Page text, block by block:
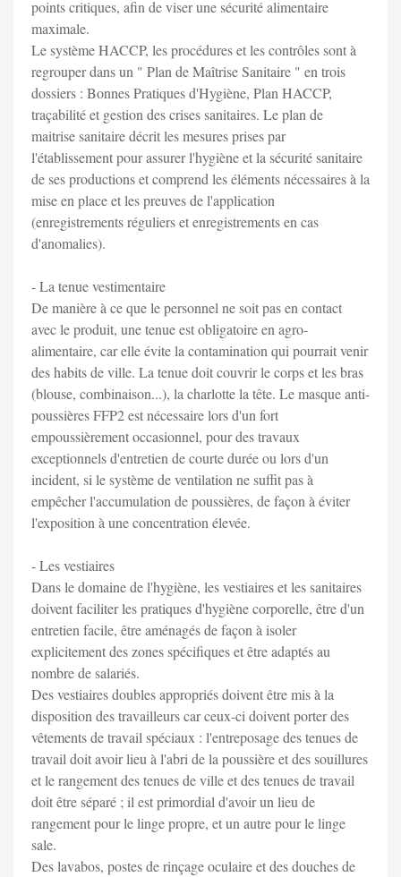
points critiques, afin de viser une sécurité alimentaire
maximale.
Le système HACCP, les procédures et les contrôles sont à
regrouper dans un " Plan de Maîtrise Sanitaire " en trois
dossiers : Bonnes Pratiques d'Hygiène, Plan HACCP,
traçabilité et gestion des crises sanitaires. Le plan de
maitrise sanitaire décrit les mesures prises par
l'établissement pour assurer l'hygiène et la sécurité sanitaire
de ses productions et comprend les éléments nécessaires à la
mise en place et les preuves de l'application
(enregistrements réguliers et enregistrements en cas
d'anomalies).
- La tenue vestimentaire
De manière à ce que le personnel ne soit pas en contact
avec le produit, une tenue est obligatoire en agro-
alimentaire, car elle évite la contamination qui pourrait venir
des habits de ville. La tenue doit couvrir le corps et les bras
(blouse, combinaison...), la charlotte la tête. Le masque anti-
poussières FFP2 est nécessaire lors d'un fort
empoussièrement occasionnel, pour des travaux
exceptionnels d'entretien de courte durée ou lors d'un
incident, si le système de ventilation ne suffit pas à
empêcher l'accumulation de poussières, de façon à éviter
l'exposition à une concentration élevée.
- Les vestiaires
Dans le domaine de l'hygiène, les vestiaires et les sanitaires
doivent faciliter les pratiques d'hygiène corporelle, être d'un
entretien facile, être aménagés de façon à isoler
explicitement des zones spécifiques et être adaptés au
nombre de salariés.
Des vestiaires doubles appropriés doivent être mis à la
disposition des travailleurs car ceux-ci doivent porter des
vêtements de travail spéciaux : l'entreposage des tenues de
travail doit avoir lieu à l'abri de la poussière et des souillures
et le rangement des tenues de ville et des tenues de travail
doit être séparé ; il est primordial d'avoir un lieu de
rangement pour le linge propre, et un autre pour le linge
sale.
Des lavabos, postes de rinçage oculaire et des douches de